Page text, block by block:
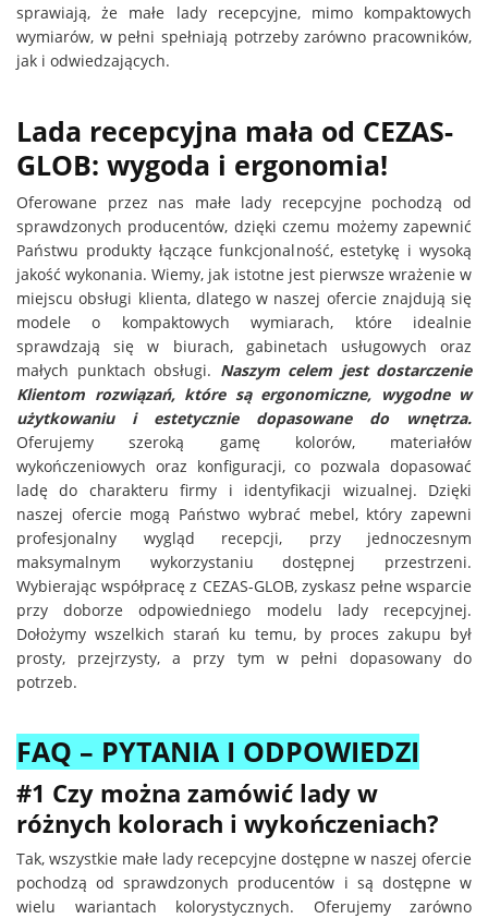
sprawiają, że małe lady recepcyjne, mimo kompaktowych
wymiarów, w pełni spełniają potrzeby zarówno pracowników,
jak i odwiedzających.
Lada recepcyjna mała od CEZAS-
GLOB: wygoda i ergonomia!
Oferowane przez nas małe lady recepcyjne pochodzą od
sprawdzonych producentów, dzięki czemu możemy zapewnić
Państwu produkty łączące funkcjonalność, estetykę i wysoką
jakość wykonania. Wiemy, jak istotne jest pierwsze wrażenie w
miejscu obsługi klienta, dlatego w naszej ofercie znajdują się
modele o kompaktowych wymiarach, które idealnie
sprawdzają się w biurach, gabinetach usługowych oraz
małych punktach obsługi. Naszym celem jest dostarczenie
Klientom rozwiązań, które są ergonomiczne, wygodne w
użytkowaniu i estetycznie dopasowane do wnętrza.
Oferujemy szeroką gamę kolorów, materiałów
wykończeniowych oraz konfiguracji, co pozwala dopasować
ladę do charakteru firmy i identyfikacji wizualnej. Dzięki
naszej ofercie mogą Państwo wybrać mebel, który zapewni
profesjonalny wygląd recepcji, przy jednoczesnym
maksymalnym wykorzystaniu dostępnej przestrzeni.
Wybierając współpracę z CEZAS-GLOB, zyskasz pełne wsparcie
przy doborze odpowiedniego modelu lady recepcyjnej.
Dołożymy wszelkich starań ku temu, by proces zakupu był
prosty, przejrzysty, a przy tym w pełni dopasowany do
potrzeb.
FAQ – PYTANIA I ODPOWIEDZI
#1 Czy można zamówić lady w
różnych kolorach i wykończeniach?
Tak, wszystkie małe lady recepcyjne dostępne w naszej ofercie
pochodzą od sprawdzonych producentów i są dostępne w
wielu wariantach kolorystycznych. Oferujemy zarówno